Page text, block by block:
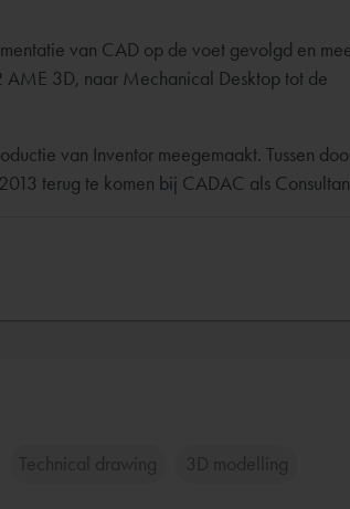
van CAD op de voet gevolgd en
3D, naar Mechanical Desktop tot de
van Inventor meegemaakt. Tussen
terug te komen bij CADAC als
Technical drawing 3D modelling